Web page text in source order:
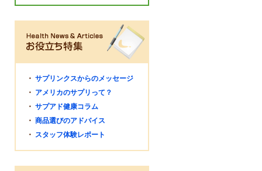
・ サプリンクスからのメッセージ
・ アメリカのサプリって？
・ サプアド健康コラム
・ 商品選びのアドバイス
・ スタッフ体験レポート